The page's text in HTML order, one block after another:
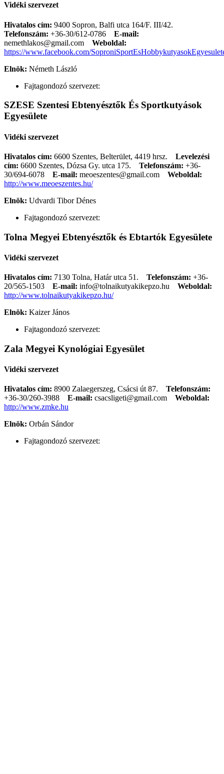
Vidéki szervezet
Hivatalos cím: 9400 Sopron, Balfi utca 164/F. III/42.
Telefonszám: +36-30/612-0786
E-mail:
nemethlakos@gmail.com
Weboldal:
https://www.facebook.com/
Elnök: Németh László
Fajtagondozó szervezet:
SZESE Szentesi Ebtenyésztők És Sportkutyások
Egyesülete
Vidéki szervezet
Hivatalos cím: 6600 Szentes, Belterület, 4419 hrsz. Levelezési
cím: 6600 Szentes, Dózsa Gy. utca 175. Telefonszám: +36-
30/694-6078
E-mail: meoeszentes@gmail.com
Weboldal:
http://www.meoeszentes.hu/
Elnök: Udvardi Tibor Dénes
Fajtagondozó szervezet:
Tolna Megyei Ebtenyésztők és Ebtartók Egyesülete
Vidéki szervezet
Hivatalos cím: 7130 Tolna, Határ utca 51. Telefonszám: +36-
20/565-1503
E-mail: info@tolnaikutyakikepzo.hu
Weboldal:
http://www.tolnaikutyakikepzo.hu/
Elnök: Kaizer János
Fajtagondozó szervezet:
Zala Megyei Kynológiai Egyesület
Vidéki szervezet
Hivatalos cím: 8900 Zalaegerszeg, Csácsi út 87. Telefonszám:
+36-30/260-3988
E-mail: csacsligeti@gmail.com
Weboldal:
http://www.zmke.hu
Elnök: Orbán Sándor
Fajtagondozó szervezet: